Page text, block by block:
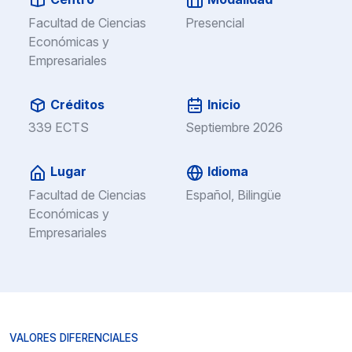
Facultad de Ciencias
Económicas y
Empresariales
Presencial
Créditos
339 ECTS
Inicio
Septiembre 2026
Lugar
Facultad de Ciencias
Económicas y
Empresariales
Idioma
Español, Bilingüe
VALORES DIFERENCIALES